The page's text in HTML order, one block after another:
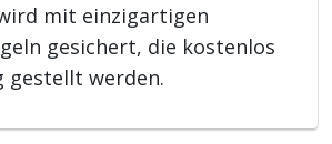
mit einzigartigen
gesichert, die kostenlos
gestellt werden.